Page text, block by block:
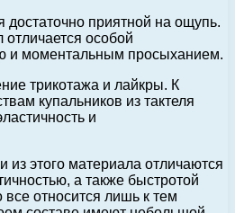
приятной на ощупь.
отличается особой
и моментальным просыханием.
трикотажа и лайкры. К
купальников из тактеля
и
из этого материала отличаются
а также быстротой
относится лишь к тем